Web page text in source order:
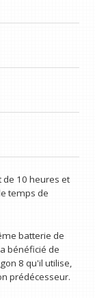
de 10 heures et
temps de
batterie de
bénéficié de
8 qu'il utilise,
prédécesseur.